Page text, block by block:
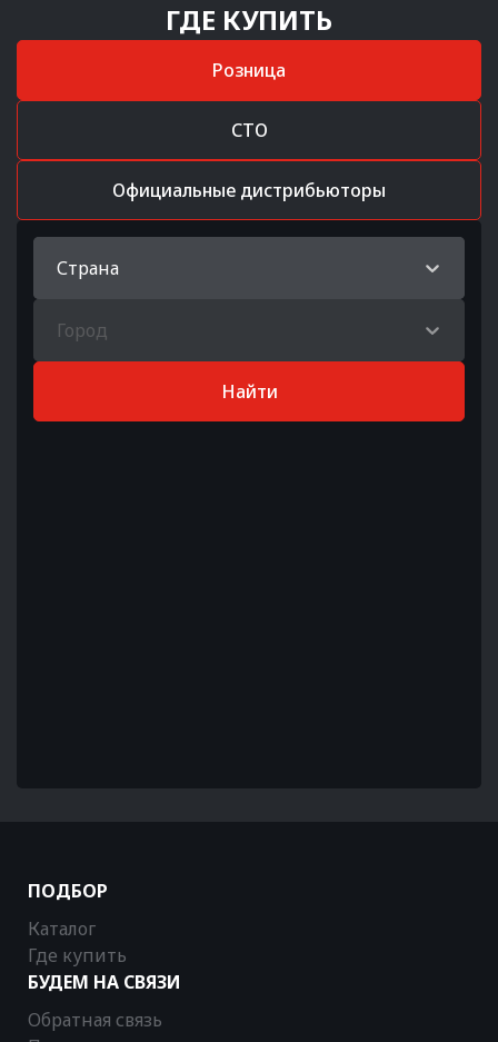
ГДЕ КУПИТЬ
Розница
СТО
Официальные дистрибьюторы
Страна
Город
Найти
ПОДБОР
Каталог
Где купить
БУДЕМ НА СВЯЗИ
Обратная связь